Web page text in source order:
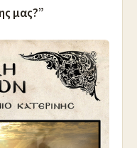
μας?”